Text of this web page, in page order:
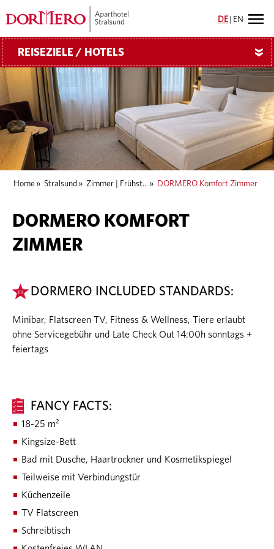
DE EN
REISEZIELE / HOTELS »
Home » Stralsund » Zimmer | Frühst... » DORMERO Komfort Zimmer
DORMERO KOMFORT
ZIMMER
DORMERO INCLUDED STANDARDS:
Minibar, Flatscreen TV, Fitness & Wellness, Tiere erlaubt
ohne Servicegebühr und Late Check Out 14:00h sonntags +
feiertags
FANCY FACTS:
18-25 m²
Kingsize-Bett
Bad mit Dusche, Haartrockner und Kosmetikspiegel
Teilweise mit Verbindungstür
Küchenzeile
TV Flatscreen
Schreibtisch